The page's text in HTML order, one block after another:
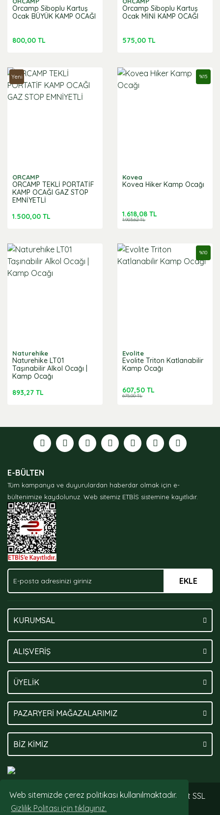
Web sitemizde çerez politikası kullanılmaktadır.
Gizlilik Politası için tıklayınız.
Orcamp Siboplu Kartuş
Ocak BÜYÜK KAMP OCAĞI
800,00 TL
Orcamp Siboplu Kartuş
Ocak MİNİ KAMP OCAĞI
575,00 TL
Yeni
ORCAMP
ORCAMP TEKLİ PORTATİF
KAMP OCAĞI GAZ STOP
EMNİYETLİ
1.500,00 TL
Kovea
Kovea Hiker Kamp Ocağı
%15
1.618,08 TL
1.903,62 TL
Naturehike
Naturehike LT01
Taşınabilir Alkol Ocağı |
Kamp Ocağı
893,27 TL
Evolite
Evolite Triton Katlanabilir
Kamp Ocağı
%10
607,50 TL
675,00 TL
E-BÜLTEN
Tüm kampanya ve duyurulardan haberdar olmak için e-
bültenimize kaydolunuz. Web sitemiz ETBİS sistemine kayıtlıdır.
EKLE
KURUMSAL
ALIŞVERİŞ
ÜYELİK
PAZARYERİ MAĞAZALARIMIZ
BİZ KİMİZ
© Tüm hakları saklıdır. Kredi kartı bilgileriniz 256bit SSL
sertifikası ile korunmaktadır.